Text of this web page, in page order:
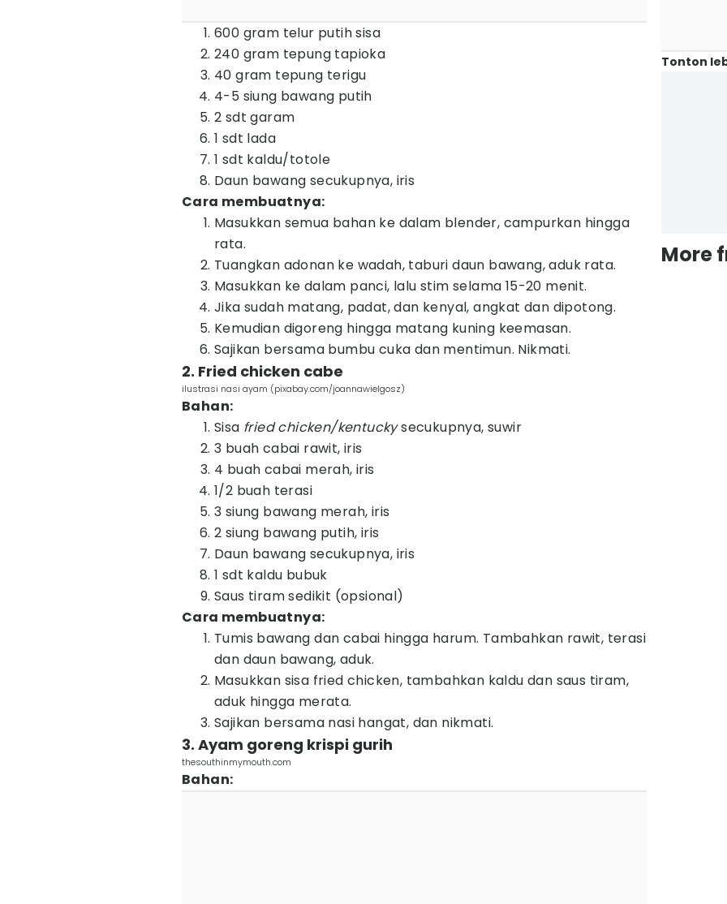
600 gram telur putih sisa
240 gram tepung tapioka
40 gram tepung terigu
4-5 siung bawang putih
2 sdt garam
1 sdt lada
1 sdt kaldu/totole
Daun bawang secukupnya, iris
Cara membuatnya:
Masukkan semua bahan ke dalam blender, campurkan hingga
rata.
Tuangkan adonan ke wadah, taburi daun bawang, aduk rata.
Masukkan ke dalam panci, lalu stim selama 15-20 menit.
Jika sudah matang, padat, dan kenyal, angkat dan dipotong.
Kemudian digoreng hingga matang kuning keemasan.
Sajikan bersama bumbu cuka dan mentimun. Nikmati.
2. Fried chicken cabe
ilustrasi nasi ayam (pixabay.com/joannawielgosz)
Bahan:
Sisa fried chicken/kentuckysecukupnya, suwir
3 buah cabai rawit, iris
4 buah cabai merah, iris
1/2 buah terasi
3 siung bawang merah, iris
2 siung bawang putih, iris
Daun bawang secukupnya, iris
1 sdt kaldu bubuk
Saus tiram sedikit (opsional)
Cara membuatnya:
Tumis bawang dan cabai hingga harum. Tambahkan rawit, terasi
dan daun bawang, aduk.
Masukkan sisa fried chicken, tambahkan kaldu dan saus tiram,
aduk hingga merata.
Sajikan bersama nasi hangat, dan nikmati.
3. Ayam goreng krispi gurih
thesouthinmymouth.com
Bahan:
Tonton
More